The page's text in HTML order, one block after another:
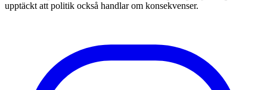
upptäckt att politik också handlar om konsekvenser.